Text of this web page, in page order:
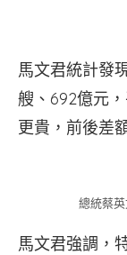
馬文君統計發
艘、692億元
更貴，前後差
總統蔡
馬文君強調，